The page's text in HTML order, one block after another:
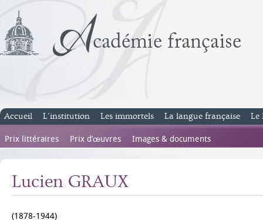
Accueil L’institution Les immortels La langue française Le
Prix littéraires Prix d’œuvres Images & documents
Lucien GRAUX
(1878-1944)